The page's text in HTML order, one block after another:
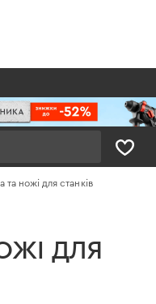
та ножі для станків
ДЛЯ